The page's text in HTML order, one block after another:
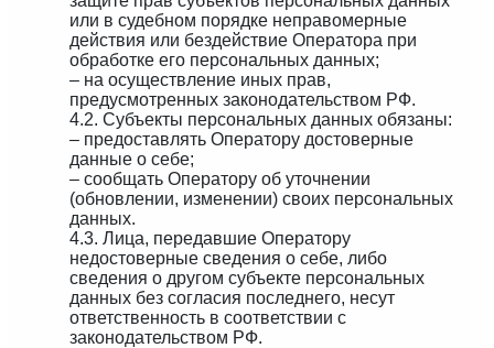
или в судебном порядке неправомерные
действия или бездействие Оператора при
обработке его персональных данных;
– на осуществление иных прав,
предусмотренных законодательством РФ.
4.2. Субъекты персональных данных обязаны:
– предоставлять Оператору достоверные
данные о себе;
– сообщать Оператору об уточнении
(обновлении, изменении) своих персональных
данных.
4.3. Лица, передавшие Оператору
недостоверные сведения о себе, либо
сведения о другом субъекте персональных
данных без согласия последнего, несут
ответственность в соответствии с
законодательством РФ.